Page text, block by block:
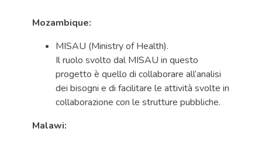
Mozambique:
MISAU (Ministry of Health).
Il ruolo svolto dal MISAU in questo
progetto è quello di collaborare all’analisi
dei bisogni e di facilitare le attività svolte in
collaborazione con le strutture pubbliche.
Malawi: